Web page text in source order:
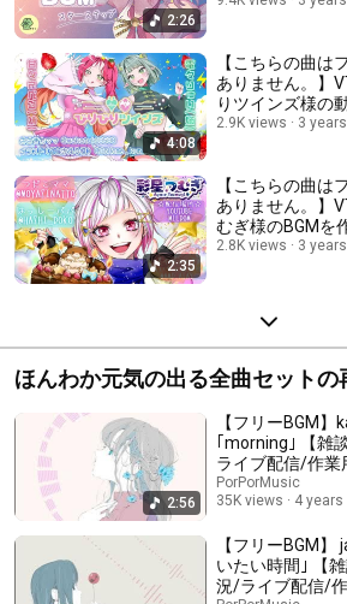
2:26
4:08
【こちらの曲は
ありません。】
りツインズ様の
ました( ◜ω◝ )【ゲーム実況/ライ
2.9K views 3
2:35
【こちらの曲は
ありません。】
むぎ様のBGMを
( ◜ω◝ )【ゲーム実況/ライブ配
2.8K views 3
ほんわか元気の出る全曲セットの
2:56
【フリーBGM
｢morning｣ 【雑
ライブ配信/作業
のぼの/かわいい】
PorPorMusic
35K views
4 years
【フリーBGM】
いたい時間｣ 【
況/ライブ配信/